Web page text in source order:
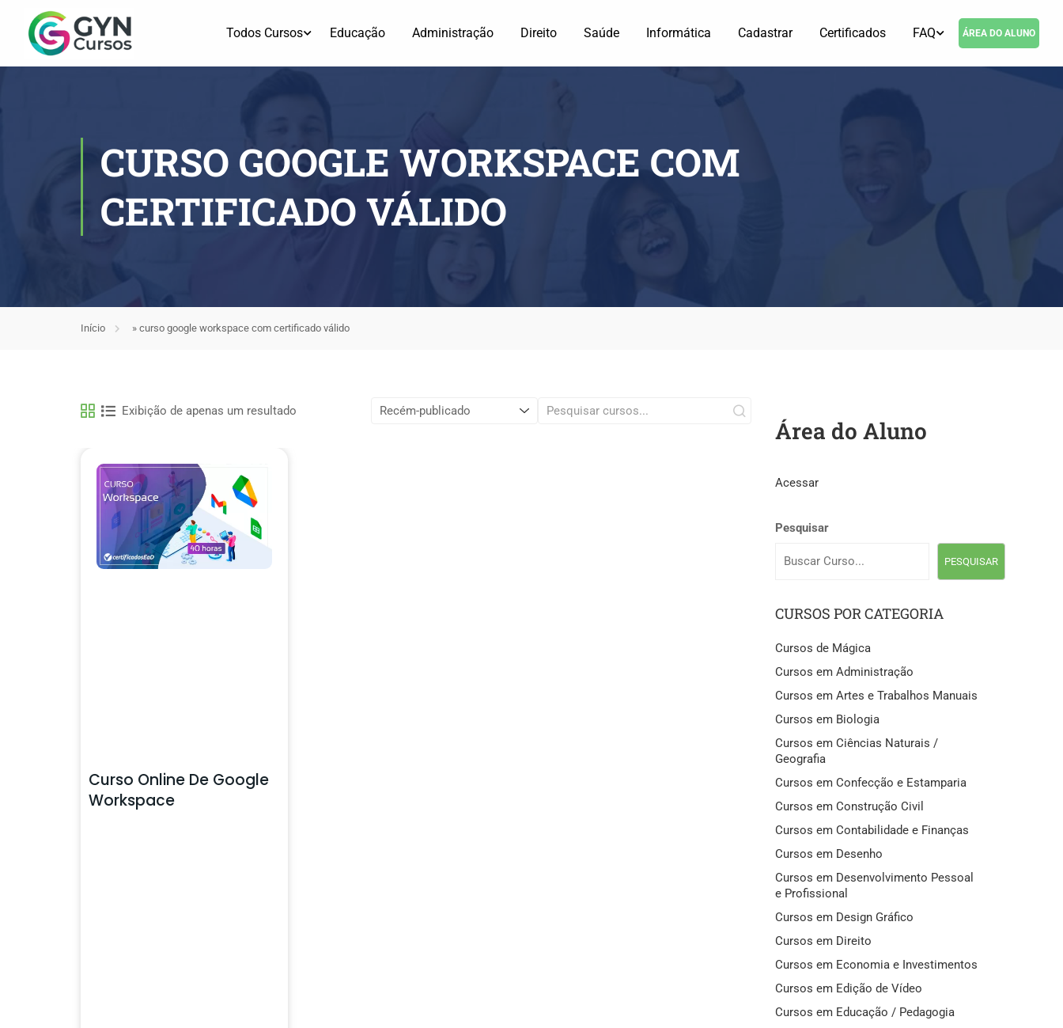
Todos Cursos Educação Administração Direito Saúde Informática Cadastrar Certificados FAQ ÁREA DO ALUNO
CURSO GOOGLE WORKSPACE COM
CERTIFICADO VÁLIDO
Início » curso google workspace com certificado válido
Exibição de apenas um resultado
Curso Online De Google
Workspace
Área do Aluno
Acessar
Pesquisar
PESQUISAR
CURSOS POR CATEGORIA
Cursos de Mágica
Cursos em Administração
Cursos em Artes e Trabalhos Manuais
Cursos em Biologia
Cursos em Ciências Naturais /
Geografia
Cursos em Confecção e Estamparia
Cursos em Construção Civil
Cursos em Contabilidade e Finanças
Cursos em Desenho
Cursos em Desenvolvimento Pessoal
e Profissional
Cursos em Design Gráfico
Cursos em Direito
Cursos em Economia e Investimentos
Cursos em Edição de Vídeo
Cursos em Educação / Pedagogia